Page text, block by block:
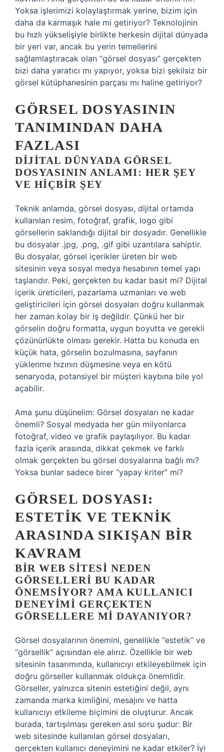
Yoksa işlerimizi kolaylaştırmak yerine, bizim için
daha da karmaşık hale mi getiriyor? Teknolojinin
bu hızlı yükselişiyle birlikte herkesin dijital dünyada
bir yeri var, ancak bu yerin temellerini
sağlamlaştıracak olan “görsel dosyası” gerçekten
bizi daha yaratıcı mı yapıyor, yoksa bizi şekilsiz bir
görsel kütüphanesinin parçası mı haline getiriyor?
GÖRSEL DOSYASININ
TANIMINDAN DAHA
FAZLASI
DIJITAL DÜNYADA GÖRSEL
DOSYASININ ANLAMI: HER ŞEY
VE HIÇBIR ŞEY
Teknik anlamda, görsel dosyası, dijital ortamda
kullanılan resim, fotoğraf, grafik, logo gibi
görsellerin saklandığı dijital bir dosyadır. Genellikle
bu dosyalar .jpg, .png, .gif gibi uzantılara sahiptir.
Bu dosyalar, görsel içerikler üreten bir web
sitesinin veya sosyal medya hesabının temel yapı
taşlarıdır. Peki, gerçekten bu kadar basit mi? Dijital
içerik üreticileri, pazarlama uzmanları ve web
geliştiricileri için görsel dosyaları doğru kullanmak
her zaman kolay bir iş değildir. Çünkü her bir
görselin doğru formatta, uygun boyutta ve gerekli
çözünürlükte olması gerekir. Hatta bu konuda en
küçük hata, görselin bozulmasına, sayfanın
yüklenme hızının düşmesine veya en kötü
senaryoda, potansiyel bir müşteri kaybına bile yol
açabilir.
Ama şunu düşünelim: Görsel dosyaları ne kadar
önemli? Sosyal medyada her gün milyonlarca
fotoğraf, video ve grafik paylaşılıyor. Bu kadar
fazla içerik arasında, dikkat çekmek ve farklı
olmak gerçekten bu görsel dosyalarına bağlı mı?
Yoksa bunlar sadece birer “yapay kriter” mi?
GÖRSEL DOSYASI:
ESTETIK VE TEKNIK
ARASINDA SIKIŞAN BIR
KAVRAM
BIR WEB SITESI NEDEN
GÖRSELLERI BU KADAR
ÖNEMSIYOR? AMA KULLANICI
DENEYIMI GERÇEKTEN
GÖRSELLERE MI DAYANIYOR?
Görsel dosyalarının önemini, genellikle “estetik” ve
“görsellik” açısından ele alırız. Özellikle bir web
sitesinin tasarımında, kullanıcıyı etkileyebilmek için
doğru görseller kullanmak oldukça önemlidir.
Görseller, yalnızca sitenin estetiğini değil, aynı
zamanda marka kimliğini, mesajını ve hatta
kullanıcıyı etkileme biçimini de oluşturur. Ancak
burada, tartışılması gereken asıl soru şudur: Bir
web sitesinde kullanılan görsel dosyaları,
gerçekten kullanıcı deneyimini ne kadar etkiler? İyi